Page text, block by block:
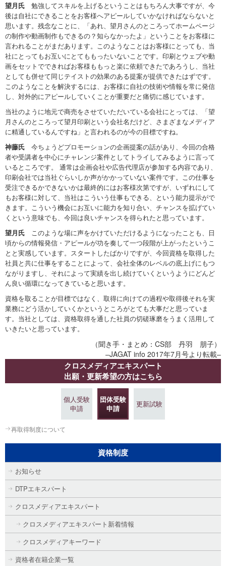
望月氏 勉強してスキルを上げるということはもちろん大事ですが、今
後は自社にできることをお客様へアピールしていかなければならないと
思います。残念なことに、「あれ、望月さんのところってホームページ
の制作や動画制作もできるの？知らなかったよ」ということをお客様に
言われることがまだあります。このようなことはお客様にとっても、当
社にとってもお互いにとてももったいないことです。印刷とウェブや動
画をセットでできればお客様ももっと楽に依頼できたであろうし、当社
としても併せて同じテイストの効果のある提案が提供できたはずです。
このようなことを解決するには、お客様に自社の技術や情報を常に発信
し、対外的にアピールしていくことが重要だと痛切に感じています。
当社のように地元で商売をさせていただいている会社にとっては、「望
月さんのところって望月印刷という会社名だけど、さまざまなメディア
に精通しているんですね」と言われるのが今の目標ですね。
神藤氏 今ちょうどプロモーションの企画提案の話があり、今回の合格
者や受講者を中心にチャレンジ案件としてトライしてみるように言って
いるところです。 通常は企画会社や広告代理店が参加する内容であり、
印刷会社では当社ぐらいしか声がかかっていない案件です。この仕事を
受注できるかできないかは最終的にはお客様次第ですが、いずれにして
もお客様に対して、当社はこういう仕事もできる、という能力提示がで
きます。こういう機会にお互いに能力を知り合い、チャンスを拡げてい
くという意味でも、今回は良いチャンスを得られたと思っています。
望月氏 このような場に声をかけていただけるようになったことも、日
頃からの情報発信・アピールが功を奏して一つ段階が上がったというこ
とと実感しています。スタートしたばかりですが、今回資格を取得した
社員と共に仕事をすることによって、会社全体のレベルの底上げにもつ
ながりますし、それによって実績を出し続けていくというようにどんど
ん良い循環になってきていると思います。
資格を取ることが目標ではなく、取得に向けての過程や取得後それを実
業務にどう活かしていくかというところがとても大事だと思っていま
す。当社としては、資格取得を通した社員の切磋琢磨をうまく活用して
いきたいと思っています。
（聞き手・まとめ：CS部 丹羽 朋子）
–JAGAT info 2017年7月号より転載–
クロスメディアエキスパート
出願・更新希望の方はこちら
個人受験
申請
団体受験
申請
更新試験
再取得制度について
資格制度
お知らせ
DTPエキスパート
クロスメディアエキスパート
クロスメディアエキスパート新着情報
クロスメディアキーワード
資格者在籍企業一覧